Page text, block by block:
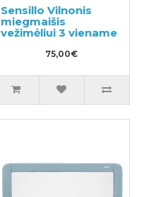
Sensillo Vilnonis
miegmaišis
vežimėliui 3 viename
75,00€